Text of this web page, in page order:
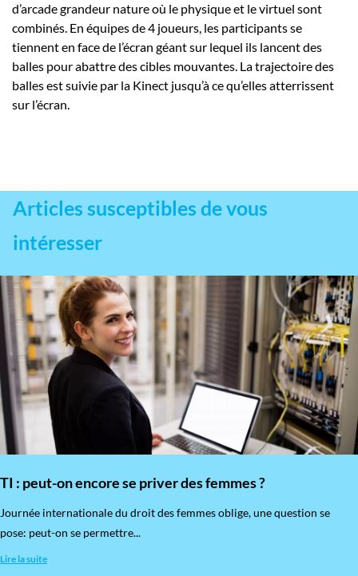
d’arcade grandeur nature où le physique et le virtuel sont
combinés. En équipes de 4 joueurs, les participants se
tiennent en face de l’écran géant sur lequel ils lancent des
balles pour abattre des cibles mouvantes. La trajectoire des
balles est suivie par la Kinect jusqu’à ce qu’elles atterrissent
sur l’écran.
Articles susceptibles de vous
intéresser
TI : peut-on encore se priver des femmes ?
​Journée internationale du droit des femmes oblige, une question se
pose: peut-on se permettre...
Lire la suite